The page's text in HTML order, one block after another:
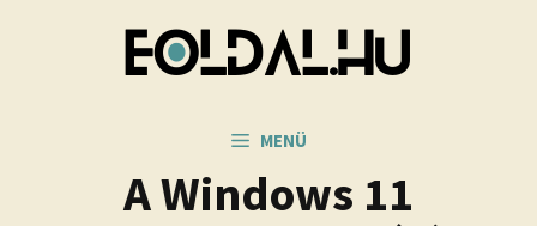
MENÜ
A Windows 11